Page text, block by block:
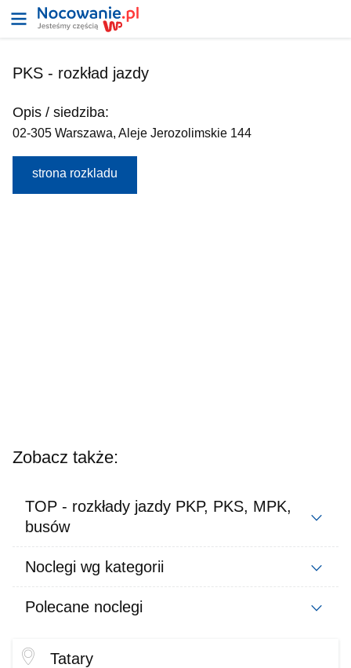
PKS - rozkład jazdy
Opis / siedziba:
02-305 Warszawa, Aleje Jerozolimskie 144
strona rozkladu
Zobacz także:
TOP - rozkłady jazdy PKP, PKS, MPK,
busów
Noclegi wg kategorii
Polecane noclegi
Tatary